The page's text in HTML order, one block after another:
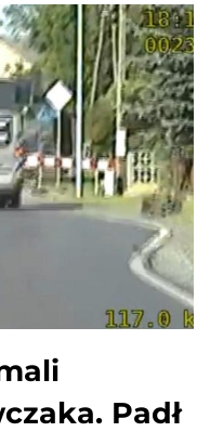
Padł